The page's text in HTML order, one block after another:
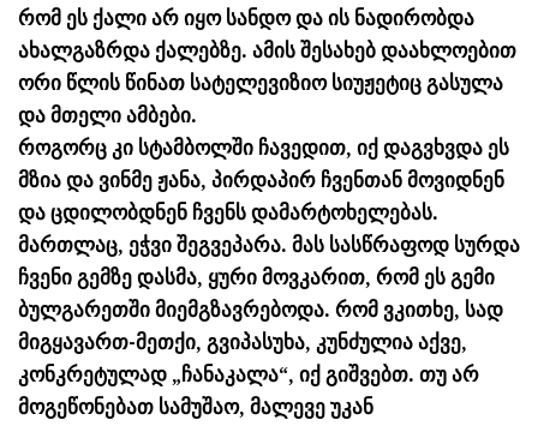
რომ ეს ქალი არ იყო სანდო და ის ნადირობდა
ახალგაზრდა ქალებზე. ამის შესახებ დაახლოებით
ორი წლის წინათ სატელევიზიო სიუჟეტიც გასულა
და მთელი ამბები.
როგორც კი სტამბოლში ჩავედით, იქ დაგვხვდა ეს
მზია და ვინმე ჟანა, პირდაპირ ჩვენთან მოვიდნენ
და ცდილობდნენ ჩვენს დამარტოხელებას.
მართლაც, ეჭვი შეგვეპარა. მას სასწრაფოდ სურდა
ჩვენი გემზე დასმა, ყური მოვკარით, რომ ეს გემი
ბულგარეთში მიემგზავრებოდა. რომ ვკითხე, სად
მიგყავართ-მეთქი, გვიპასუხა, კუნძულია აქვე,
კონკრეტულად „ჩანაკალა“, იქ გიშვებთ. თუ არ
მოგეწონებათ სამუშაო, მალევე უკან